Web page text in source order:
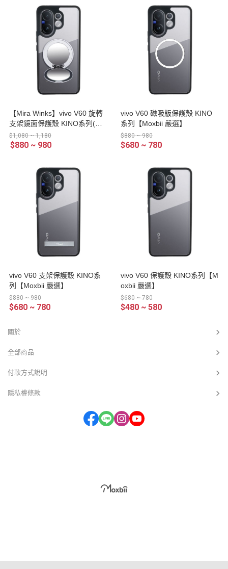
【Mira Winks】vivo V60 旋轉
支架鏡面保護殼 KINO系列(掀
蓋版)
$1,080 ~ 1,180
$880 ~ 980
vivo V60 磁吸版保護殼 KINO
系列【Moxbii 嚴選】
$880 ~ 980
$680 ~ 780
vivo V60 支架保護殼 KINO系
列【Moxbii 嚴選】
$880 ~ 980
$680 ~ 780
vivo V60 保護殼 KINO系列【M
oxbii 嚴選】
$680 ~ 780
$480 ~ 580
關於
全部商品
付款方式說明
隱私權條款